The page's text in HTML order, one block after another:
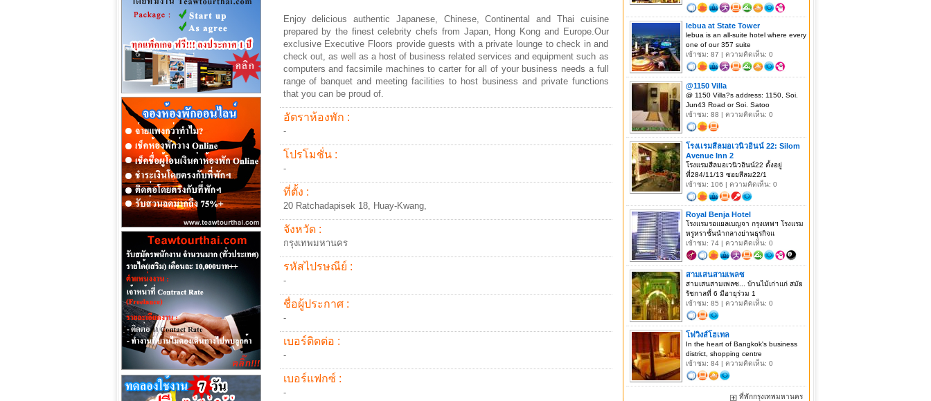
lebua at State Tower
lebua is an all-suite hotel where every
one of our 357 suite
เข้าชม: 87 | ความคิดเห็น: 0
@1150 Villa
@ 1150 Villa?s address: 1150, Soi.
Jun43 Road or Soi. Satoo
เข้าชม: 88 | ความคิดเห็น: 0
โรงเเรมสีลมอเวนิวอินน์ 22: Silom
Avenue Inn 2
โรงเเรมสีลมอเวนิวอินน์22 ตั้งอยู่
ที่284/11/13 ซอยสีลม22/1
เข้าชม: 106 | ความคิดเห็น: 0
Royal Benja Hotel
โรงแรมรอแยลเบญจา กรุงเทพฯ โรงแรม
หรูหราชั้นนำกลางย่านธุรกิจแ
เข้าชม: 74 | ความคิดเห็น: 0
สามเสนสามเพลซ
สามเสนสามเพลซ... บ้านไม้เก่าแก่ สมัย
รัชกาลที่ 6 มีอายุร่วม 1
เข้าชม: 85 | ความคิดเห็น: 0
โฟวิงส์โฮเทล
In the heart of Bangkok's business
district, shopping centre
เข้าชม: 84 | ความคิดเห็น: 0
ที่พักกรุงเทพมหานคร
Enjoy delicious authentic Japanese, Chinese, Continental and Thai cuisine
prepared by the finest celebrity chefs from Japan, Hong Kong and Europe.Our
exclusive Executive Floors provide guests with a private lounge to check in and
check out, as well as a host of business related services and equipment such as
computers and facsimile machines to carter for all of your business needs a full
range of banquet and meeting facilities to host business and private functions
that you can be proud of.
อัตราห้องพัก :
-
โปรโมชั่น :
-
ที่ตั้ง :
20 Ratchadapisek 18, Huay-Kwang,
จังหวัด :
กรุงเทพมหานคร
รหัสไปรษณีย์ :
-
ชื่อผู้ประกาศ :
-
เบอร์ติดต่อ :
-
เบอร์แฟกซ์ :
-